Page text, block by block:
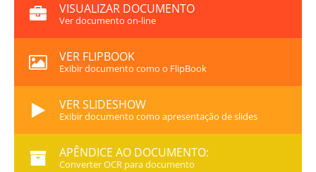
VISUALIZAR DOCUMENTO
Ver documento on-line
VER FLIPBOOK
Exibir documento como o FlipBook
VER SLIDESHOW
Exibir documento como apresentação de slides
APÊNDICE AO DOCUMENTO:
Converter OCR para documento